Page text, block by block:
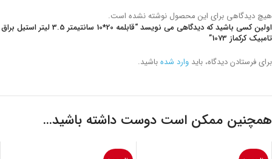
هیچ دیدگاهی برای این محصول نوشته نشده است.
اولین کسی باشید که دیدگاهی می نویسد “قابلمه 20*10 سانتیمتر 3.5 لیتر استیل براق
تامبیک کرکماز 1073”
برای فرستادن دیدگاه، باید وارد شدهباشید.
همچنین ممکن است دوست داشته باشید…